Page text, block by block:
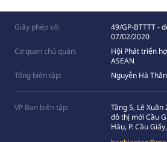
Giấy phép số:
49/GP-BTTTT -
07/02/2020
Cơ quan chủ quản:
Hội Phát triển
ASEAN
Tổng biên tập:
Nguyễn Hà
VP Ban biên tập:
Tầng 5, Lê
đô thị mới Cầu
Hâụ, P. Cầu